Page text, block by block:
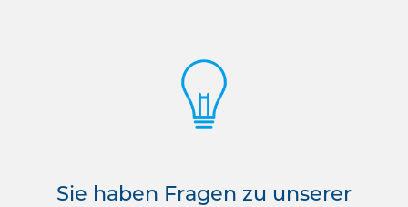
Sie haben Fragen zu unserer